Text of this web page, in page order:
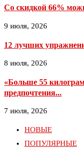
Со скидкой 66%
9 июля, 2026
12 лучших
8 июля, 2026
«Больше 55
предпочтения...
7 июля, 2026
НОВЫЕ
ПОПУЛЯРНЫЕ